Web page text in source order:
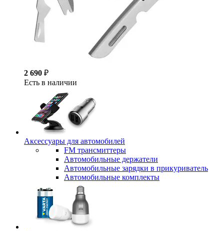
2 690 ₽
Есть в наличии
Аксессуары для автомобилей
FM трансмиттеры
Автомобильные держатели
Автомобильные зарядки в прикуриватель
Автомобильные комплекты